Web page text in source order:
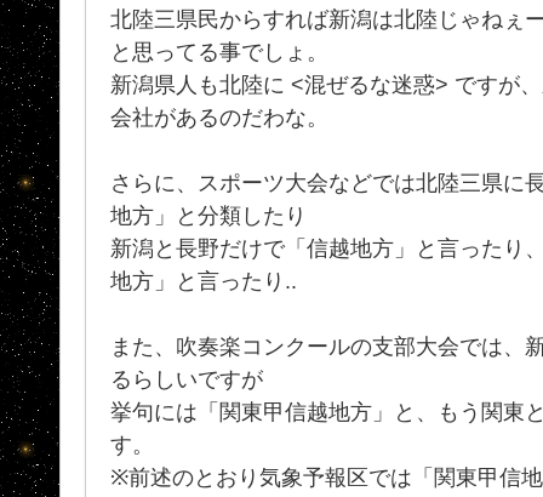
北陸三県民からすれば新潟は北陸じゃねぇ
と思ってる事でしょ。
新潟県人も北陸に <混ぜるな迷惑> ですが
会社があるのだわな。
さらに、スポーツ大会などでは北陸三県に
地方」と分類したり
新潟と長野だけで「信越地方」と言ったり
地方」と言ったり..
また、吹奏楽コンクールの支部大会では、
るらしいですが
挙句には「関東甲信越地方」と、もう関東
す。
※前述のとおり気象予報区では「関東甲信